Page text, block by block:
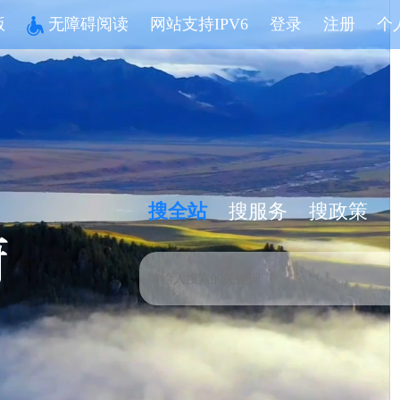
无障碍阅读 网站支持IPV6 登录 注册 个
搜全站 搜服务 搜政策